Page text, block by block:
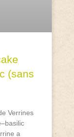
(sans
Verrines
a